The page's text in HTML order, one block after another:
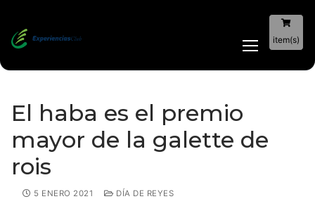
item(s)
El haba es el premio
mayor de la galette de
rois
5 ENERO 2021 DÍA DE REYES